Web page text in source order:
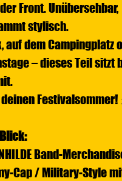
Front. Unübersehbar,
stylisch.
auf dem Campingplatz
– dieses Teil sitzt
Festivalsommer!
Band-
Cap / Military-Style